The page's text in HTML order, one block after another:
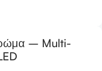
– Multi-